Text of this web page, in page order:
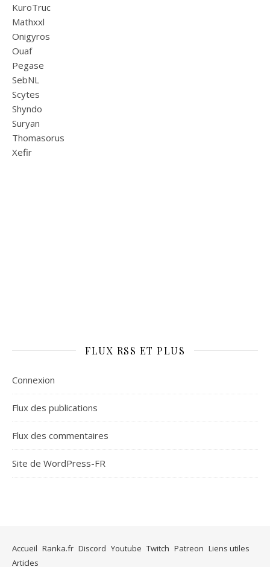
KuroTruc
Mathxxl
Onigyros
Ouaf
Pegase
SebNL
Scytes
Shyndo
Suryan
Thomasorus
Xefir
FLUX RSS ET PLUS
Connexion
Flux des publications
Flux des commentaires
Site de WordPress-FR
Accueil Ranka.fr Discord Youtube Twitch Patreon Liens utiles
Articles